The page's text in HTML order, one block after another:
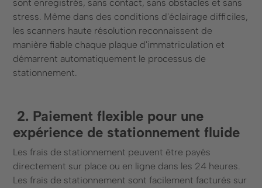
sont enregistrés, sans contact, sans obstacles et sans
stress. Même dans des conditions d'éclairage difficiles,
les scanners haute résolution reconnaissent de
manière fiable chaque plaque d'immatriculation et
démarrent automatiquement le processus de
stationnement.
‍ 2. Paiement flexible pour une
expérience de stationnement fluide
Les frais de stationnement peuvent être payés
directement sur place ou en ligne dans les 24 heures.
Les frais de stationnement sont facilement facturés sur